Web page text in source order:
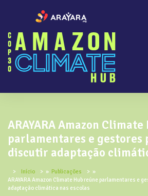
ARAYARA Amazon
parlamentares e gestores
discutir adaptação
Início » Publicações
»
ARAYARA Amazon Climate Hub reúne parlamentares e
adaptação climática nas escolas